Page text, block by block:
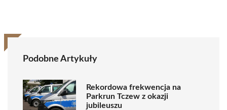
Podobne Artykuły
Rekordowa frekwencja na
Parkrun Tczew z okazji
jubileuszu